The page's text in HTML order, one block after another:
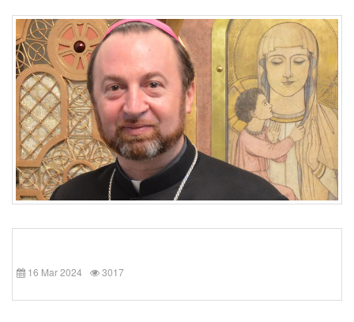
16 Mar 2024 3017